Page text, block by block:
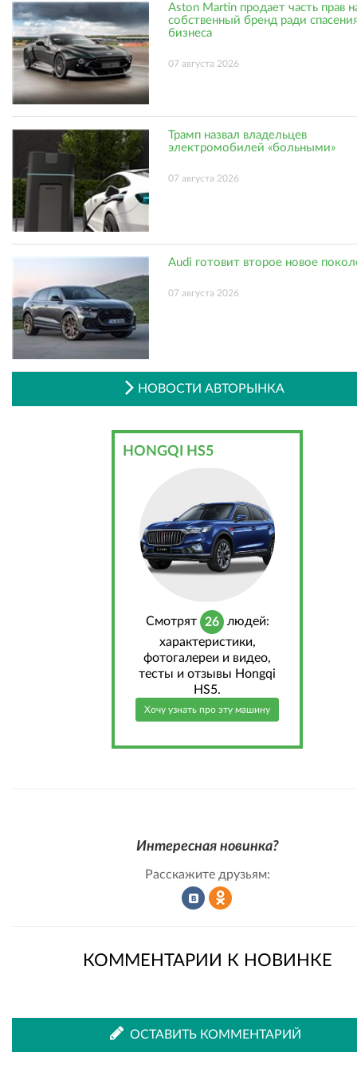
Aston Martin продает часть прав
собственный бренд ради
бизнеса
07 августа 2026
Трамп назвал владельцев
электромобилей «больными»
07 августа 2026
Audi готовит второе новое
07 августа 2026
НОВОСТИ АВТОРЫНКА
HONGQI HS5
Cмотрят 26 людей:
характеристики,
фотогалереи и видео,
тесты и отзывы Hongqi
HS5.
Хочу узнать про эту машину
Интересная новинка?
Расскажите друзьям:
КОММЕНТАРИИ К НОВИНКЕ
ОСТАВИТЬ КОММЕНТАРИЙ